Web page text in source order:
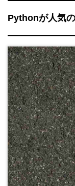
Pythonが人気